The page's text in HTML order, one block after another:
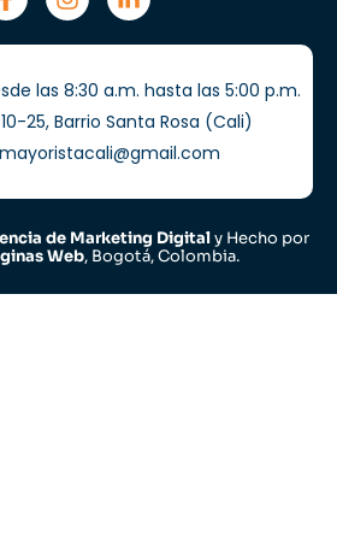
las 8:30 a.m. hasta las 5:00 p.m.
25, Barrio Santa Rosa (Cali)
de Marketing Digitaly Hecho por
Web, Bogotá, Colombia.